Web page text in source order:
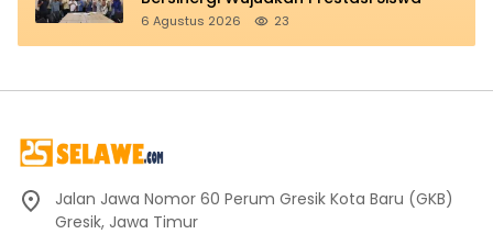
6 Agustus 2026 23
Jalan Jawa Nomor 60 Perum Gresik Kota Baru (GKB)
Gresik, Jawa Timur